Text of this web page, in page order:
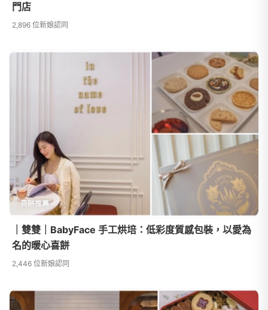
門店
2,896 位新娘認同
喜餅推薦
｜雙雙｜BabyFace 手工烘培：低彩度質感包裝，以愛為
名的暖心喜餅
2,446 位新娘認同